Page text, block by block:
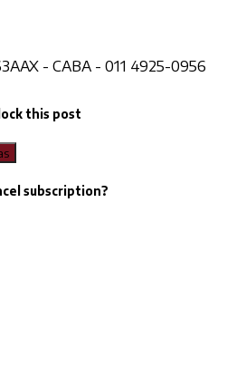
- CABA - 011 4925-0956
this post
subscription?